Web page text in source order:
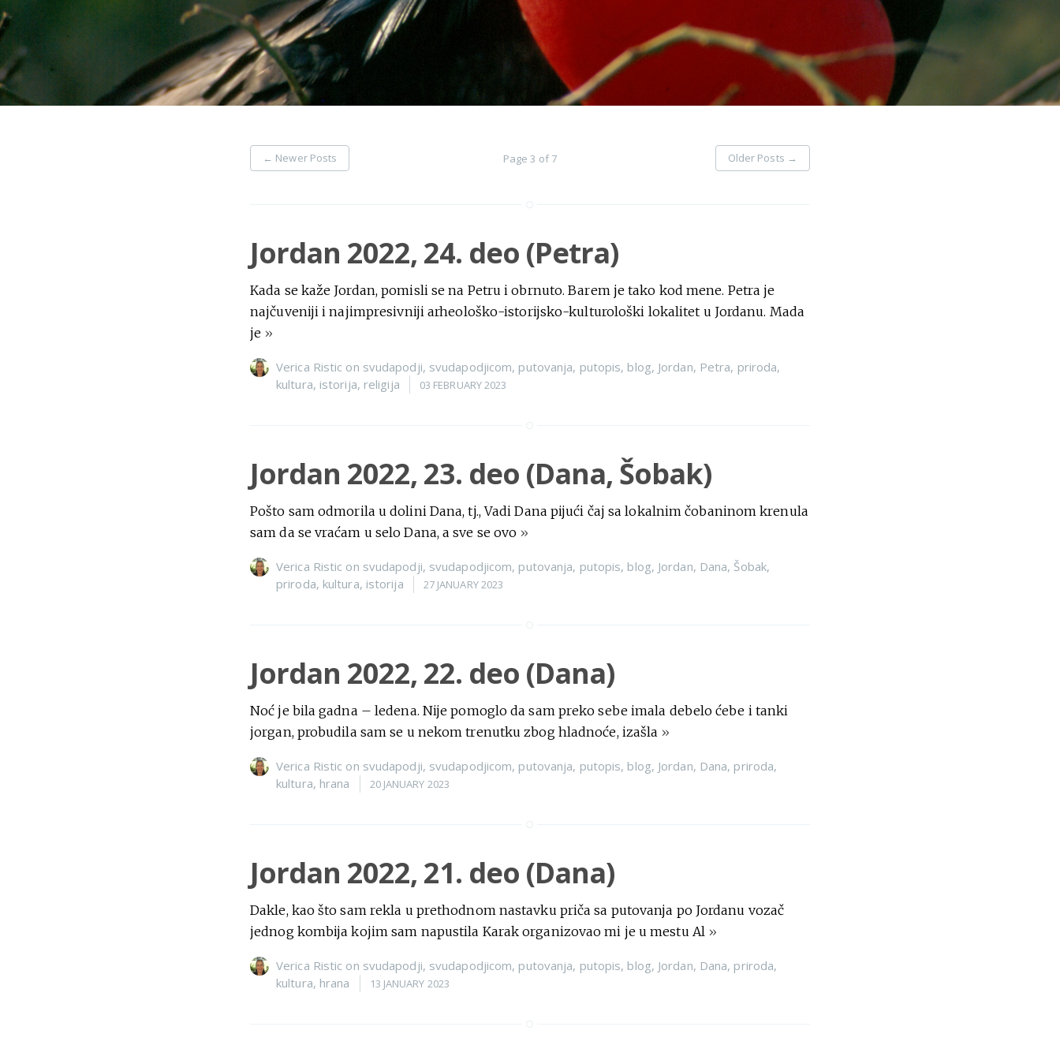
← Newer Posts Page 3 of 7 Older Posts →
Jordan 2022, 24. deo (Petra)
Kada se kaže Jordan, pomisli se na Petru i obrnuto. Barem je tako kod mene. Petra je
najčuveniji i najimpresivniji arheološko-istorijsko-kulturološki lokalitet u Jordanu. Mada
je »
Verica Ristic on svudapodji, svudapodjicom, putovanja, putopis, blog, Jordan, Petra, priroda,
kultura, istorija, religija 03 FEBRUARY 2023
Jordan 2022, 23. deo (Dana, Šobak)
Pošto sam odmorila u dolini Dana, tj., Vadi Dana pijući čaj sa lokalnim čobaninom krenula
sam da se vraćam u selo Dana, a sve se ovo »
Verica Ristic on svudapodji, svudapodjicom, putovanja, putopis, blog, Jordan, Dana, Šobak,
priroda, kultura, istorija 27 JANUARY 2023
Jordan 2022, 22. deo (Dana)
Noć je bila gadna – ledena. Nije pomoglo da sam preko sebe imala debelo ćebe i tanki
jorgan, probudila sam se u nekom trenutku zbog hladnoće, izašla »
Verica Ristic on svudapodji, svudapodjicom, putovanja, putopis, blog, Jordan, Dana, priroda,
kultura, hrana 20 JANUARY 2023
Jordan 2022, 21. deo (Dana)
Dakle, kao što sam rekla u prethodnom nastavku priča sa putovanja po Jordanu vozač
jednog kombija kojim sam napustila Karak organizovao mi je u mestu Al »
Verica Ristic on svudapodji, svudapodjicom, putovanja, putopis, blog, Jordan, Dana, priroda,
kultura, hrana 13 JANUARY 2023